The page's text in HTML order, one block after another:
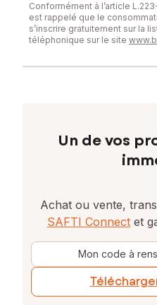
Conformément à l’article
est rappelé que le
s’inscrire gratuitement sur la
téléphonique sur le site
Un de vos
Achat ou vente,
SAFTI Connect et
Mon code à